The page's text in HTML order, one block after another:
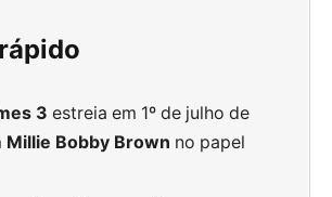
3 estreia em 1º de julho de
Millie Bobby Brown no papel